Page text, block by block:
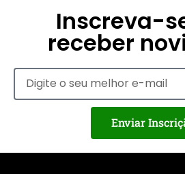
Inscreva-
receber
Enviar